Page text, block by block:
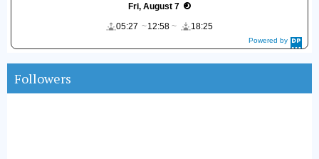
Powered by
DaysPedia.c
Fri, August 7
05:27
12:58 18:25
Followers